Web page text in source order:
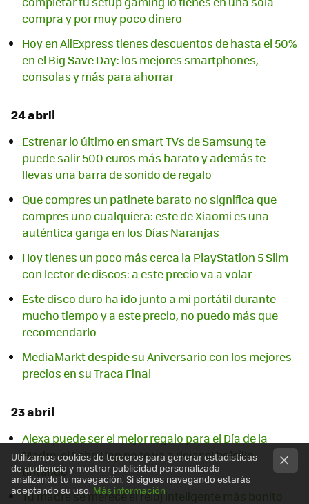
compra y por muy poco dinero
Hoy en AliExpress tienes descuentos de hasta el 50%
en el Big Save Day: los mejores smartphones,
consolas y más para ahorrar
24 abril
Estrenar lo último en smart TVs de Samsung te
puede salir 500 euros más barato y además te
llevas una barra de sonido de regalo
Que compres un patinete barato no significa que
compres uno cualquiera: este de Xiaomi es una
auténtica ganga en los Días Naranjas
Hoy tienes un poco más cerca la PlayStation 5 Slim
con lector de discos: a este precio va a volar
Este disco duro ha ido junto a mi portátil durante
mucho tiempo y a este precio, no puedo más que
recomendarlo
MediaMarkt despide su Aniversario con los mejores
precios en su Traca Final
23 abril
Alexa puede ser el mejor regalo para el Día de la
Madre: el Echo Pop no te va a dejar el bolsillo
tiritando
Tu madre se merece el reloj inteligente más bonito
Utilizamos cookies de terceros para generar estadísticas
de audiencia y mostrar publicidad personalizada
analizando tu navegación. Si sigues navegando estarás
aceptando su uso. Más información